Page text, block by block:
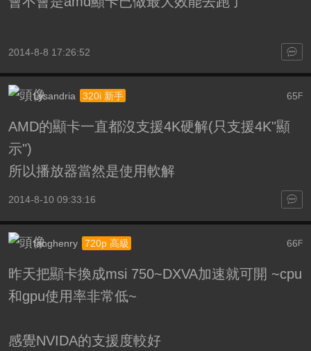
2014-8-8 17:26:52
65 F
Lysandria 320i 新手
AMD的顯卡一直都沒支援4K硬解(只支援4K"顯
示")
所以播放器當然是使用軟解
2014-8-10 09:33:16
66 F
fanghenry 720p 高級
昨天把顯卡換成msi 750~DXVA加速就可開 ~cpu
和gpu使用率非常低~
感覺NVIDA的支援度較好